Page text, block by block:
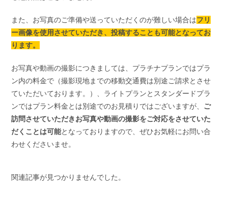
また、お写真のご準備や送っていただくのが難しい場合はフリ
ー画像を使用させていただき、投稿することも可能となってお
ります。
お写真や動画の撮影につきましては、プラチナプランではプラ
ン内の料金で（撮影現地までの移動交通費は別途ご請求とさせ
ていただいております。）、ライトプランとスタンダードプラ
ンではプラン料金とは別途でのお見積りではございますが、 ご
訪問させていただきお写真や動画の撮影をご対応をさせていた
だくことは可能となっておりますので、ぜひお気軽にお問い合
わせくださいませ。
関連記事が見つかりませんでした。